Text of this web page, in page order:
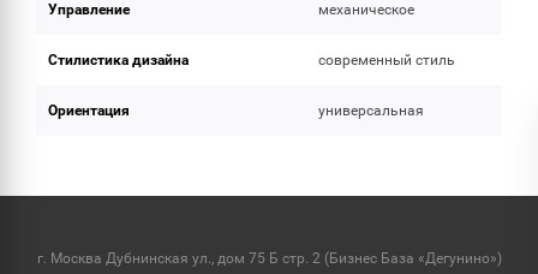
Управление механическое
Стилистика дизайна современный стиль
Ориентация универсальная
г. Москва Дубнинская ул., дом 75 Б стр. 2 (Бизнес База «Дегунино»)